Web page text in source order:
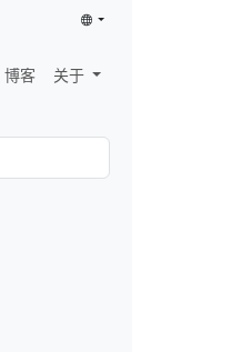
博客 关于